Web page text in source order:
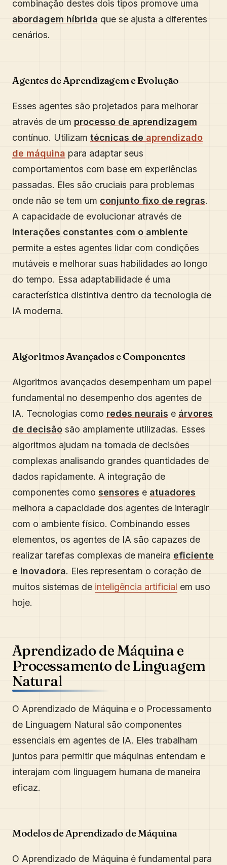
combinação destes dois tipos promove uma
abordagem híbrida que se ajusta a diferentes
cenários.
Agentes de Aprendizagem e Evolução
Esses agentes são projetados para melhorar
através de um processo de aprendizagem
contínuo. Utilizam técnicas de aprendizado
de máquina para adaptar seus
comportamentos com base em experiências
passadas. Eles são cruciais para problemas
onde não se tem um conjunto fixo de regras.
A capacidade de evolucionar através de
interações constantes com o ambiente
permite a estes agentes lidar com condições
mutáveis e melhorar suas habilidades ao longo
do tempo. Essa adaptabilidade é uma
característica distintiva dentro da tecnologia de
IA moderna.
Algoritmos Avançados e Componentes
Algoritmos avançados desempenham um papel
fundamental no desempenho dos agentes de
IA. Tecnologias como redes neurais e árvores
de decisão são amplamente utilizadas. Esses
algoritmos ajudam na tomada de decisões
complexas analisando grandes quantidades de
dados rapidamente. A integração de
componentes como sensores e atuadores
melhora a capacidade dos agentes de interagir
com o ambiente físico. Combinando esses
elementos, os agentes de IA são capazes de
realizar tarefas complexas de maneira eficiente
e inovadora. Eles representam o coração de
muitos sistemas de inteligência artificial em uso
hoje.
Aprendizado de Máquina e
Processamento de Linguagem
Natural
O Aprendizado de Máquina e o Processamento
de Linguagem Natural são componentes
essenciais em agentes de IA. Eles trabalham
juntos para permitir que máquinas entendam e
interajam com linguagem humana de maneira
eficaz.
Modelos de Aprendizado de Máquina
O Aprendizado de Máquina é fundamental para